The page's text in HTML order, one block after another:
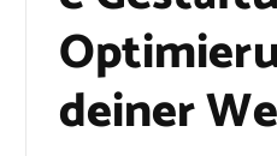
deiner